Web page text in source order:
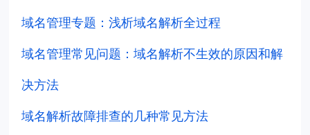
域名管理专题：浅析域名解析全过程
域名管理常见问题：域名解析不生效的原因和解
决方法
域名解析故障排查的几种常见方法